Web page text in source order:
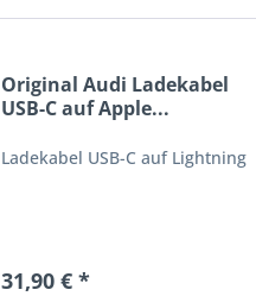
Original Audi Ladekabel
USB-C auf Apple...
Ladekabel USB-C auf Lightning
31,90 € *